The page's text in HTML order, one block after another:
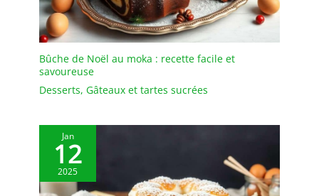
Bûche de Noël au moka : recette facile et
savoureuse
Desserts, Gâteaux et tartes sucrées
Jan
12
2025